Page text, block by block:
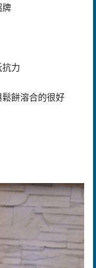
牌
抗力
餅溶合的很好